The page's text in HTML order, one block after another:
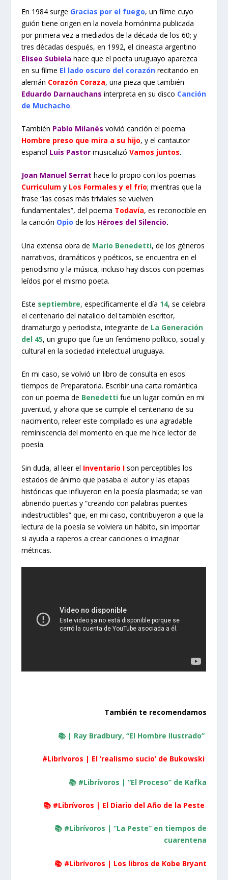
En 1984 surge Gracias por el fuego, un filme cuyo
guión tiene origen en la novela homónima publicada
por primera vez a mediados de la década de los 60; y
tres décadas después, en 1992, el cineasta argentino
Eliseo Subiela hace que el poeta uruguayo aparezca
en su filme El lado oscuro del corazón recitando en
alemán Corazón Coraza, una pieza que también
Eduardo Darnauchansinterpreta en su disco Canción
de Muchacho.
También Pablo Milanés volvió canción el poema
Hombre preso que mira a su hijo, y el cantautor
español Luis Pastor musicalizóVamos juntos.
Joan Manuel Serrat hace lo propio con los poemas
Curriculum y Los Formales y el frío; mientras que la
frase “las cosas más triviales se vuelven
fundamentales”, del poema Todavía, es reconocible en
la canción Opio de los Héroes del Silencio.
Una extensa obra de Mario Benedetti, de los géneros
narrativos, dramáticos y poéticos, se encuentra en el
periodismo y la música, incluso hay discos con poemas
leídos por el mismo poeta.
Este septiembre, específicamente el día 14, se celebra
el centenario del natalicio del también escritor,
dramaturgo y periodista, integrante de La Generación
del 45, un grupo que fue un fenómeno político, social y
cultural en la sociedad intelectual uruguaya.
En mi caso, se volvió un libro de consulta en esos
tiempos de Preparatoria. Escribir una carta romántica
con un poema de Benedetti fue un lugar común en mi
juventud, y ahora que se cumple el centenario de su
nacimiento, releer este compilado es una agradable
reminiscencia del momento en que me hice lector de
poesía.
Sin duda, al leer el Inventario I son perceptibles los
estados de ánimo que pasaba el autor y las etapas
históricas que influyeron en la poesía plasmada; se van
abriendo puertas y “creando con palabras puentes
indestructibles” que, en mi caso, contribuyeron a que la
lectura de la poesía se volviera un hábito, sin importar
si ayuda a raperos a crear canciones o imaginar
métricas.
También te recomendamos
📚| Ray Bradbury, “El Hombre Ilustrado”
#Librívoros | El ‘realismo sucio’ de Bukowski
📚 #Librívoros | “El Proceso” de Kafka
📚#Librívoros | El Diario del Año de la Peste
📚 #Librívoros | “La Peste” en tiempos de
cuarentena
📚#Librívoros | Los libros de Kobe Bryant